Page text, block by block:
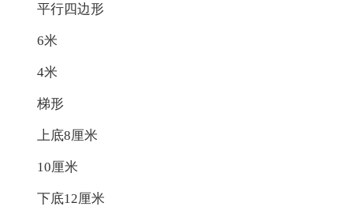
平行四边形
6米
4米
梯形
上底8厘米
10厘米
下底12厘米